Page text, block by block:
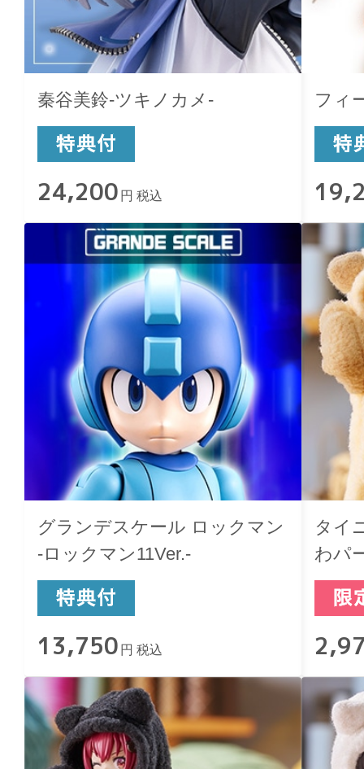
秦谷美鈴-ツキノカメ-
24,200 円 税込
フィ
グランデスケール ロックマン
-ロックマン11Ver.-
13,750 円 税込
タイ
わパ